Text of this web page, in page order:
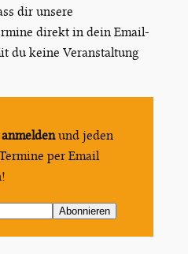
dir unsere
direkt in dein Email-
du keine Veranstaltung
und jeden
per Email